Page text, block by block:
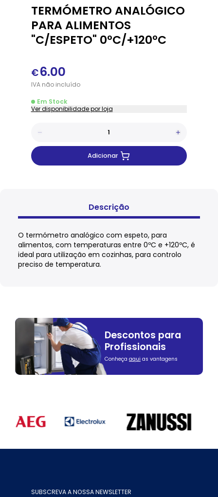
TERMÓMETRO ANALÓGICO
PARA ALIMENTOS
"C/ESPETO" 0ºC/+120ºC
€6.00
IVAnãoincluído
Em Stock
Ver disponibilidade por loja
Adicionar
Descrição
O termómetro analógico com espeto, para
alimentos, com temperaturas entre 0ºC e +120ºC, é
ideal para utilização em cozinhas, para controlo
preciso de temperatura.
Descontos para
Profissionais
Conheça aqui as vantagens
SUBSCREVA A NOSSA NEWSLETTER